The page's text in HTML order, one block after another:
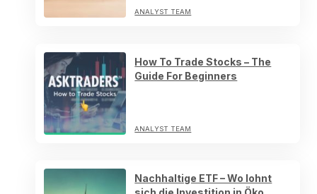
ANALYST TEAM
How To Trade Stocks – The
Guide For Beginners
ANALYST TEAM
Nachhaltige ETF – Wo lohnt